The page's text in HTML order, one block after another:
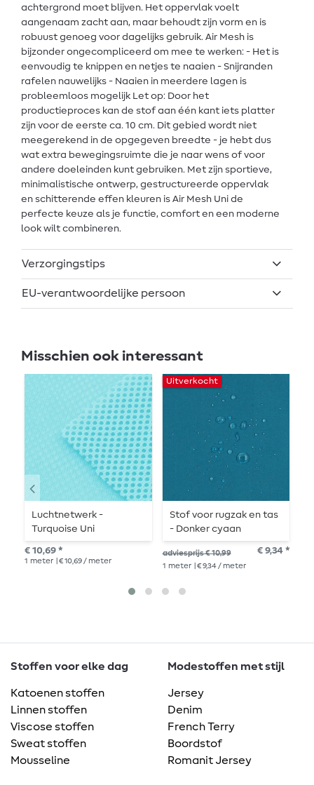
achtergrond moet blijven. Het oppervlak voelt
aangenaam zacht aan, maar behoudt zijn vorm en is
robuust genoeg voor dagelijks gebruik. Air Mesh is
bijzonder ongecompliceerd om mee te werken: - Het is
eenvoudig te knippen en netjes te naaien - Snijranden
rafelen nauwelijks - Naaien in meerdere lagen is
probleemloos mogelijk Let op: Door het
productieproces kan de stof aan één kant iets platter
zijn voor de eerste ca. 10 cm. Dit gebied wordt niet
meegerekend in de opgegeven breedte - je hebt dus
wat extra bewegingsruimte die je naar wens of voor
andere doeleinden kunt gebruiken. Met zijn sportieve,
minimalistische ontwerp, gestructureerde oppervlak
en schitterende effen kleuren is Air Mesh Uni de
perfecte keuze als je functie, comfort en een moderne
look wilt combineren.
Verzorgingstips
EU-verantwoordelijke persoon
Misschien ook interessant
Luchtnetwerk -
Turquoise Uni
€ 10,69 *
1 meter | € 10,69 / meter
Uitverkocht
Stof voor rugzak en tas
- Donker cyaan
adviesprijs € 10,99 € 9,34 *
1 meter | € 9,34 / meter
Stoffen voor elke dag
Katoenen stoffen
Linnen stoffen
Viscose stoffen
Sweat stoffen
Mousseline
Modestoffen met stijl
Jersey
Denim
French Terry
Boordstof
Romanit Jersey